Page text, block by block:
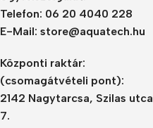
Telefon: 06 20 4040 228
E-Mail: store@aquatech.hu
Központi raktár:
(csomagátvételi pont):
2142 Nagytarcsa, Szilas utca
7.